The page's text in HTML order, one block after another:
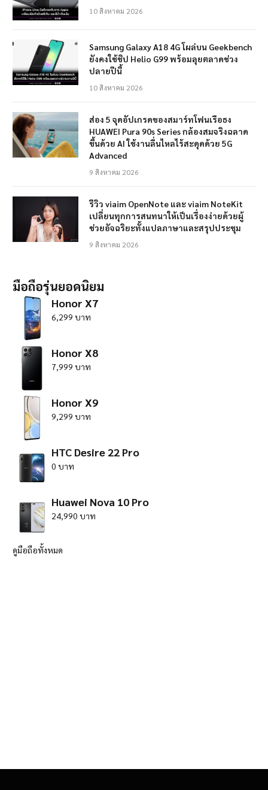
10 สิงหาคม 2026
Samsung Galaxy A18 4G โผล่บน Geekbench
ยังคงใช้ชิป Helio G99 พร้อมลุยตลาดช่วง
ปลายปีนี้
10 สิงหาคม 2026
ส่อง 5 จุดอัปเกรดของสมาร์ทโฟนเรือธง
HUAWEI Pura 90s Series กล้องสมจริงฉลาด
ขึ้นด้วย AI ใช้งานลื่นไหลไร้สะดุดด้วย 5G
Advanced
9 สิงหาคม 2026
รีวิว viaim OpenNote และ viaim NoteKit
เปลี่ยนทุกการสนทนาให้เป็นเรื่องง่ายด้วยผู้
ช่วยอัจฉริยะทั้งแปลภาษาและสรุปประชุม
9 สิงหาคม 2026
มือถือรุ่นยอดนิยม
Honor X7
6,299 บาท
Honor X8
7,999 บาท
Honor X9
9,299 บาท
HTC Desire 22 Pro
0 บาท
Huawei Nova 10 Pro
24,990 บาท
ดูมือถือทั้งหมด